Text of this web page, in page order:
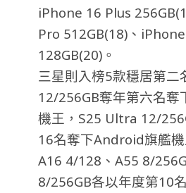
iPhone 16 Plus
Pro 512GB(18)、
128GB(20)。
三星則入榜5款穩居第二
12/256GB奪年第六名
機王，S25 Ultra 12/
16名奪下Android旗艦
A16 4/128、A55 8/
8/256GB各以年度第10